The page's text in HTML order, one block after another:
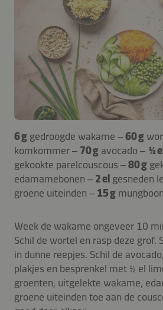
6 g gedroogde wakame –60 g
komkommer – 70 g avocado – ½ el
gekookte parelcouscous –80 g
edamamebonen – 2 el gesneden
groene uiteinden – 15 g
Week de wakame ongeveer 10
Schil de wortel en rasp deze grof.
in dunne reepjes. Schil de
plakjes en besprenkel met ½ el
groenten, uitgelekte wakame,
groene uiteinden toe aan de